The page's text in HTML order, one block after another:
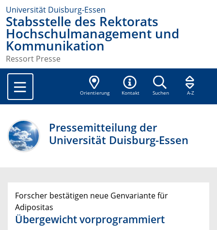
Universität Duisburg-Essen
Stabsstelle des Rektorats
Hochschulmanagement und
Kommunikation
Ressort Presse
Orientierung Kontakt Suchen A-Z
Pressemitteilung der
Universität Duisburg-Essen
Forscher bestätigen neue Genvariante für
Adipositas
Übergewicht vorprogrammiert